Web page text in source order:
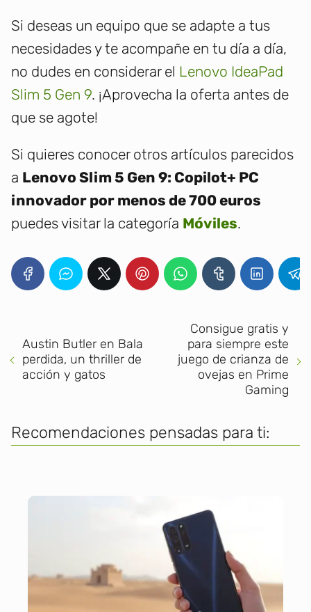
Si deseas un equipo que se adapte a tus
necesidades y te acompañe en tu día a día,
no dudes en considerar el Lenovo IdeaPad
Slim 5 Gen 9. ¡Aprovecha la oferta antes de
que se agote!
Si quieres conocer otros artículos parecidos
a Lenovo Slim 5 Gen 9: Copilot+ PC
innovador por menos de 700 euros
puedes visitar la categoría Móviles.
Austin Butler en Bala
perdida, un thriller de
acción y gatos
Consigue gratis y
para siempre este
juego de crianza de
ovejas en Prime
Gaming
Recomendaciones pensadas para ti: